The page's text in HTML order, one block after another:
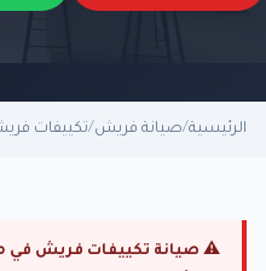
الرئيسية/صيانة فريش/تكييفات
⚠ صيانة تكييفات فريش في